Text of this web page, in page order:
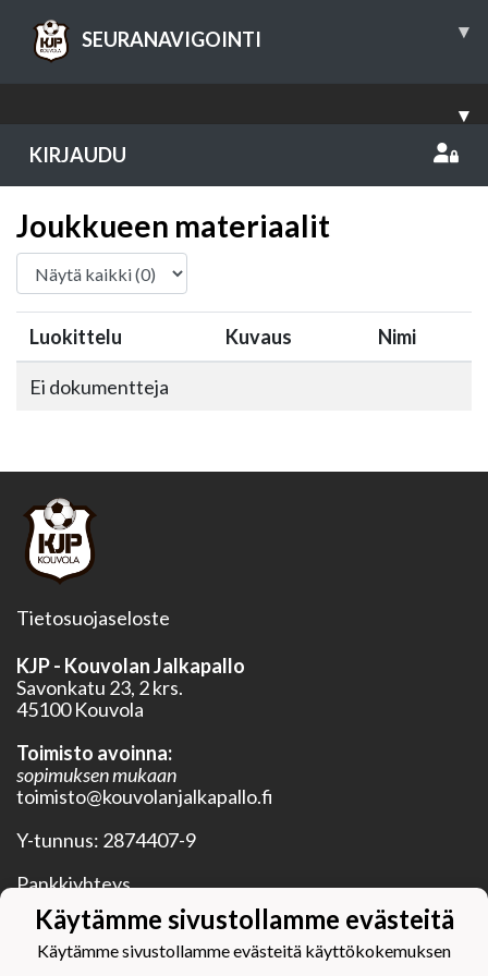
SEURANAVIGOINTI ▾
▾
KIRJAUDU
Joukkueen materiaalit
Luokittelu Kuvaus Nimi
Ei dokumentteja
Tietosuojaseloste
KJP - Kouvolan Jalkapallo
Savonkatu 23, 2 krs.
45100 Kouvola
Toimisto avoinna:
sopimuksen mukaan
toimisto@kouvolanjalkapallo.fi
Y-tunnus: 2874407-9
Pankkiyhteys
BIC OKOYFIHH
IBAN FI28 5750 0120 3352 20
Käytämme sivustollamme evästeitä
Käytämme sivustollamme evästeitä käyttökokemuksen